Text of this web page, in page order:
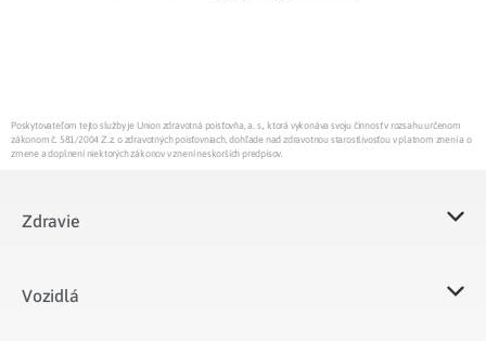
Poskytovateľom tejto služby je Union zdravotná poisťovňa, a. s., ktorá vykonáva svoju činnosť v rozsahu určenom
zákonom č. 581/2004 Z.z. o zdravotných poisťovniach, dohľade nad zdravotnou starostlivosťou v platnom znení a o
zmene a doplnení niektorých zákonov v znení neskorších predpisov.
Zdravie
Vozidlá​